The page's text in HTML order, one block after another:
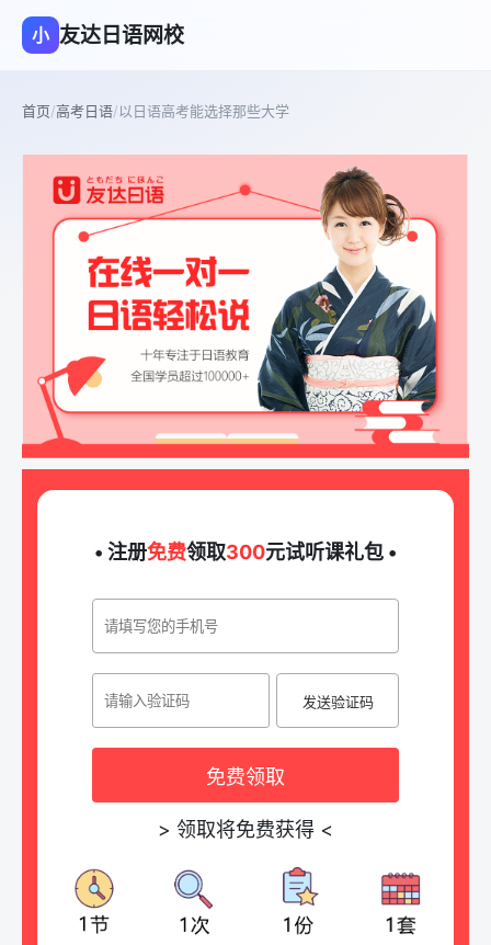
小 友达日语网校
首页/高考日语/以日语高考能选择那些大学
• 注册免费领取300元试听课礼包 •
发送验证码
免费领取
> 领取将免费获得 <